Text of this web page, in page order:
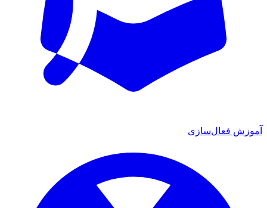
فعال‌سازی